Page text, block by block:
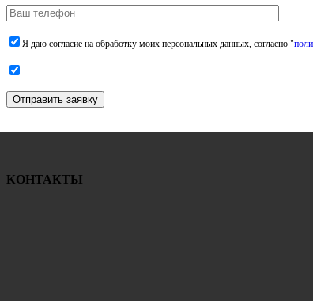
Я даю согласие на обработку моих персональных данных, согласно "
Отправить заявку
КОНТАКТЫ